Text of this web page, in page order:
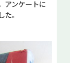
アンケートに
。